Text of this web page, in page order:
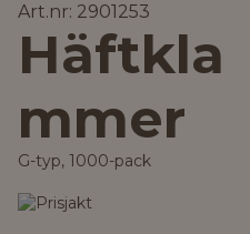
Art.nr: 2901253
Häftkla
mmer
G-typ, 1000-pack